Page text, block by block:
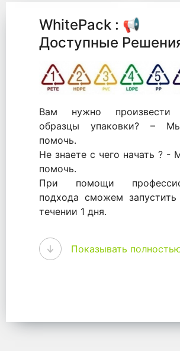
WhitePack : 📢
Доступные
Вам нужно произвести
образцы упаковки? –
помочь.
Не знаете с чего начать ? -
помочь.
При помощи
подхода сможем
течении 1 дня.
WhitePack - перерабатываем
Мы принимали самое
участие в становлении этого
упаковке, и сегодня мы
Показывать